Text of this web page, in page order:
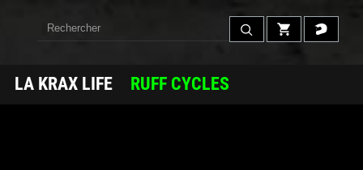
LA KRAX LIFE RUFF CYCLES